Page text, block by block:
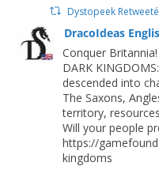
Dystopeek Retweeté
DracoIdeas
Conquer
DARK
descended into
The Saxons,
territory,
Will your people
https://
kingdoms